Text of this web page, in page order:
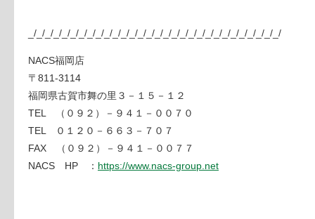
_/_/_/_/_/_/_/_/_/_/_/_/_/_/_/_/_/_/_/_/_/_/_/_/_/_/_/_/_/_/
NACS福岡店
〒811-3114
福岡県古賀市舞の里３－１５－１２
TEL （０９２）－９４１－００７０
TEL ０１２０－６６３－７０７
FAX （０９２）－９４１－００７７
NACS HP ： https://www.nacs-group.net